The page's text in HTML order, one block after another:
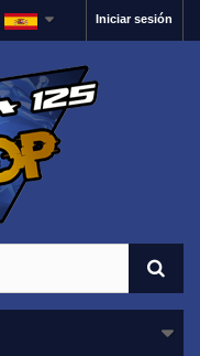
Iniciar sesión